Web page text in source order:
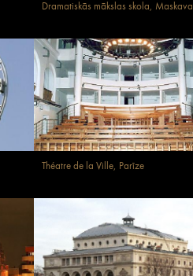
Dramatiskās mākslas skola, Maskava
Théatre de la Ville, Parīze